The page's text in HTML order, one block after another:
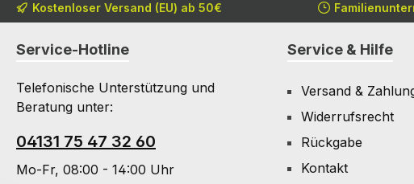
Kostenloser Versand (EU) ab 50€
Service-Hotline
Telefonische Unterstützung und
Beratung unter:
04131 75 47 32 60
Mo-Fr, 08:00 - 14:00 Uhr
Service & Hilfe
Versand &
Widerrufsrecht
Rückgabe
Kontakt